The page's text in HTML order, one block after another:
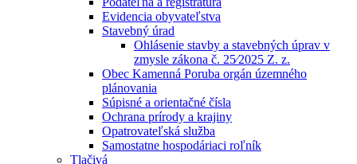
Evidencia obyvateľstva
Stavebný úrad
Ohlásenie stavby a stavebných úprav v
zmysle zákona č. 25⁄2025 Z. z.
Obec Kamenná Poruba orgán územného
plánovania
Súpisné a orientačné čísla
Ochrana prírody a krajiny
Opatrovateľská služba
Samostatne hospodáriaci roľník
Tlačivá